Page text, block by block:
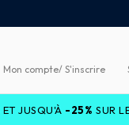
Mon compte/ S'inscrire
-25%SUR LES